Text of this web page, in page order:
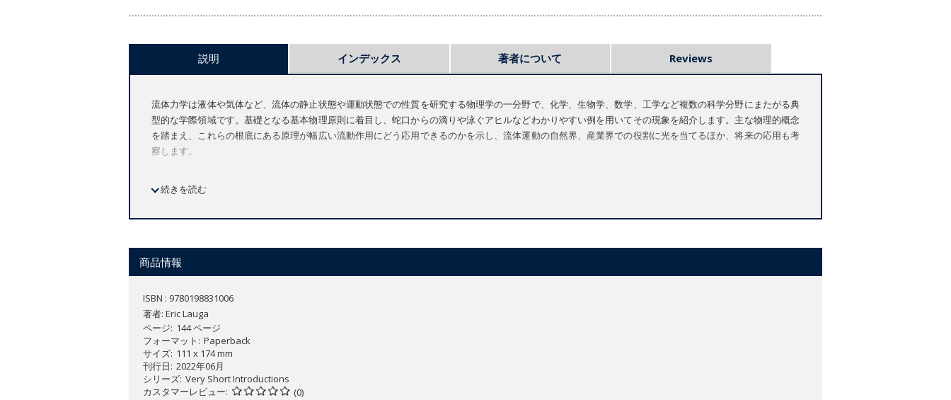
説明 インデックス 著者について Reviews
流体力学は液体や気体など、流体の静止状態や運動状態での性質を研究する物理学の一分野で、化学、生物学、数学、工学など複数の科学分野にまたがる典
型的な学際領域です。基礎となる基本物理原則に着目し、蛇口からの滴りや泳ぐアヒルなどわかりやすい例を用いてその現象を紹介します。主な物理的概念
を踏まえ、これらの根底にある原理が幅広い流動作用にどう応用できるのかを示し、流体運動の自然界、産業界での役割に光を当てるほか、将来の応用も考
察します。
Provides an accessible introduction to this important and challenging branch of physics
Starts from the fundamental underlying physical principles, as demonstrated by everyday phenomena from daily life
Fluid mechanics is an important branch of physics concerned with the way in which fluids, such as liquids and gases, behave when in motion and at
engineering.
ThisVery Short Introduction
everyday phenomena from daily life to demonstrate them, from dripping taps to swimming ducks. Following this set of core physical concepts, it shows
how these underlying principles can be applied to a wide range of flow behaviours. Eric Lauga also highlights the role of fluid motion in both the natural
and industrial world, and considers future applications of fluid mechanics in science.
続きを読む
商品情報
ISBN : 9780198831006
著者: Eric Lauga
ページ 144 ページ
フォーマット
Paperback
サイズ 111 x 174 mm
刊行日 2022年06月
シリーズ Very Short Introductions
カスタマーレビュー
(0)